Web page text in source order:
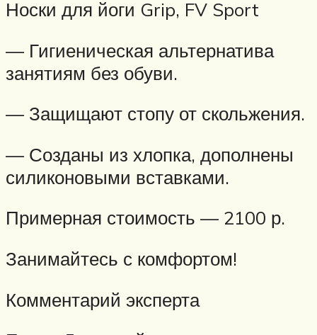
Носки для йоги Grip, FV Sport
— Гигиеническая альтернатива
занятиям без обуви.
— Защищают стопу от скольжения.
— Созданы из хлопка, дополнены
силиконовыми вставками.
Примерная стоимость — 2100 р.
Занимайтесь с комфортом!
Комментарий эксперта